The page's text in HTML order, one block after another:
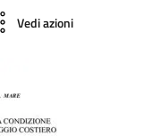
Vedi azioni